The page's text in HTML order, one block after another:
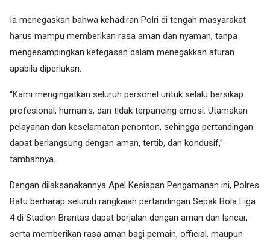
Ia menegaskan bahwa kehadiran Polri di tengah masyarakat
harus mampu memberikan rasa aman dan nyaman, tanpa
mengesampingkan ketegasan dalam menegakkan aturan
apabila diperlukan.
“Kami mengingatkan seluruh personel untuk selalu bersikap
profesional, humanis, dan tidak terpancing emosi. Utamakan
pelayanan dan keselamatan penonton, sehingga pertandingan
dapat berlangsung dengan aman, tertib, dan kondusif,”
tambahnya.
Dengan dilaksanakannya Apel Kesiapan Pengamanan ini, Polres
Batu berharap seluruh rangkaian pertandingan Sepak Bola Liga
4 di Stadion Brantas dapat berjalan dengan aman dan lancar,
serta memberikan rasa aman bagi pemain, official, maupun